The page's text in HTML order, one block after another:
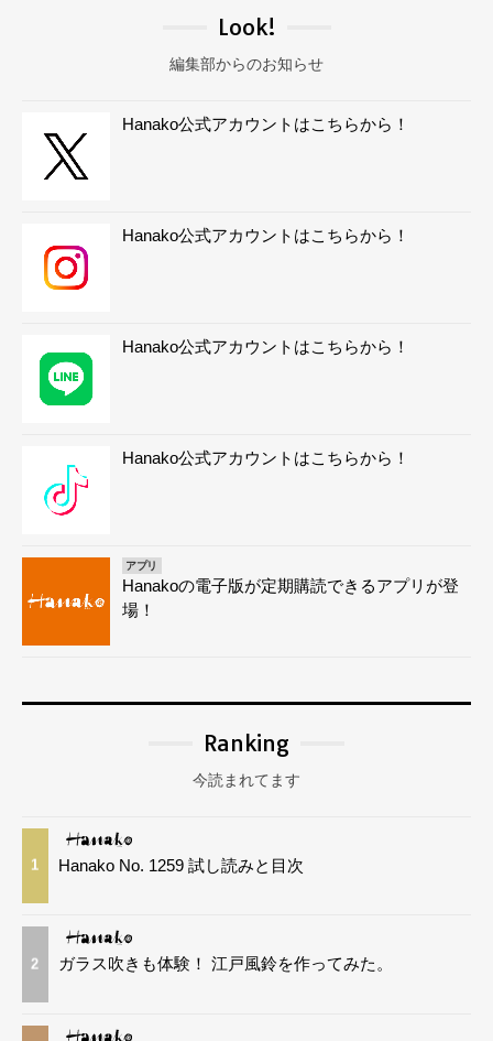
Look!
編集部からのお知らせ
Hanako公式アカウントはこちらから！
Hanako公式アカウントはこちらから！
Hanako公式アカウントはこちらから！
Hanako公式アカウントはこちらから！
アプリ
Hanakoの電子版が定期購読できるアプリが登
場！
Ranking
今読まれてます
1 Hanako No. 1259 試し読みと目次
2 ガラス吹きも体験！ 江戸風鈴を作ってみた。